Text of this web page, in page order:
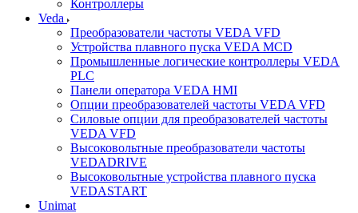
Контроллеры
Veda
Преобразователи частоты VEDA VFD
Устройства плавного пуска VEDA MCD
Промышленные логические контроллеры VEDA
PLC
Панели оператора VEDA HMI
Опции преобразователей частоты VEDA VFD
Силовые опции для преобразователей частоты
VEDA VFD
Высоковольтные преобразователи частоты
VEDADRIVE
Высоковольтные устройства плавного пуска
VEDASTART
Unimat